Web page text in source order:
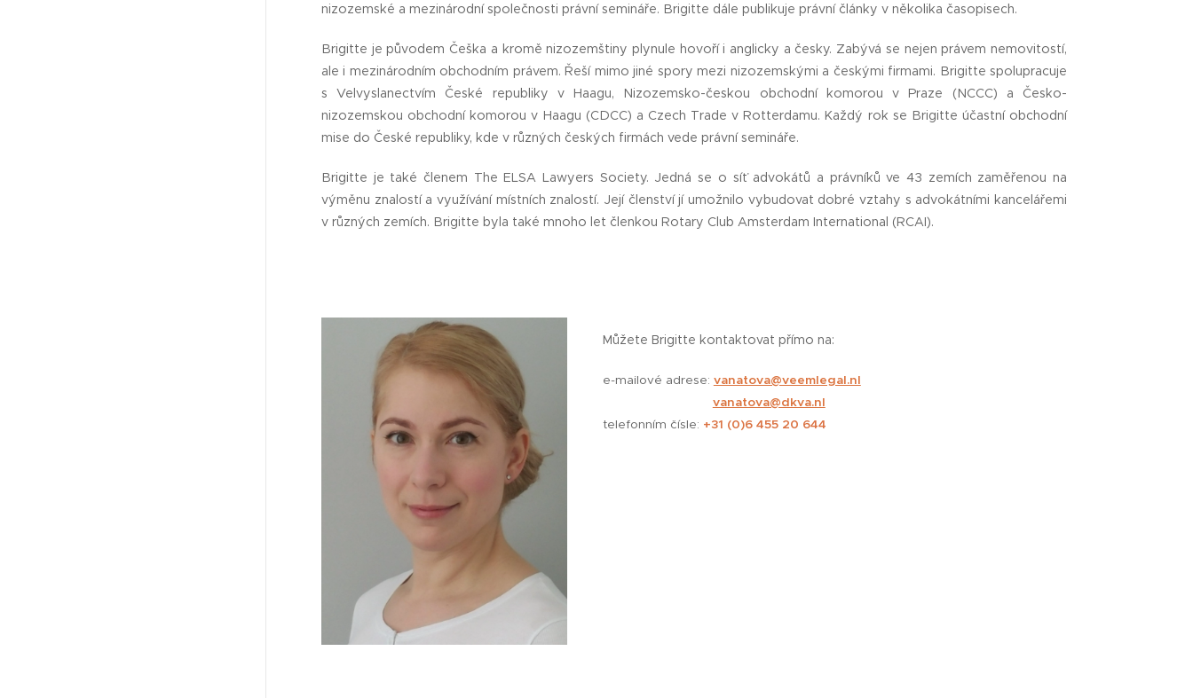
nizozemské a mezinárodní společnosti právní semináře. Brigitte dále publikuje právní články v několika časopisech.
Brigitte je původem Češka a kromě nizozemštiny plynule hovoří i anglicky a česky. Zabývá se nejen právem nemovitostí,
ale i mezinárodním obchodním právem. Řeší mimo jiné spory mezi nizozemskými a českými firmami. Brigitte spolupracuje
s Velvyslanectvím České republiky v Haagu, Nizozemsko-českou obchodní komorou v Praze (NCCC) a Česko-
nizozemskou obchodní komorou v Haagu (CDCC) a Czech Trade v Rotterdamu. Každý rok se Brigitte účastní obchodní
mise do České republiky, kde v různých českých firmách vede právní semináře.
Brigitte je také členem The ELSA Lawyers Society. Jedná se o síť advokátů a právníků ve 43 zemích zaměřenou na
výměnu znalostí a využívání místních znalostí. Její členství jí umožnilo vybudovat dobré vztahy s advokátními kancelářemi
v různých zemích. Brigitte byla také mnoho let členkou Rotary Club Amsterdam International (RCAI).
Můžete Brigitte kontaktovat přímo na:
e-mailové adrese: vanatova@veemlegal.nl
vanatova@dkva.nl
telefonním čísle: +31 (0)6 455 20 644